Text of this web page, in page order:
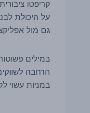
על היכולת
גם מול
הרחבה
במניות עשוי